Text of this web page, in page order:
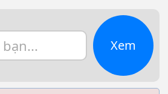
Xem